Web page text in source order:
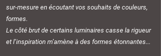
sur-mesure en écoutant vos souhaits de couleurs,
formes.
Le côté brut de certains luminaires casse la rigueur
et l’inspiration m’amène à des formes étonnantes...